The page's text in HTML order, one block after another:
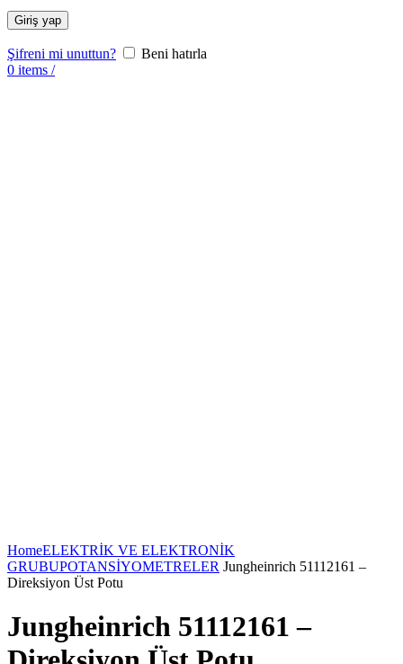
Giriş yap
Şifreni mi unuttun?
Beni hatırla
0 items /
HomeELEKTRİK VE ELEKTRONİK
GRUBUPOTANSİYOMETRELER Jungheinrich 51112161 –
Direksiyon Üst Potu
Jungheinrich 51112161 –